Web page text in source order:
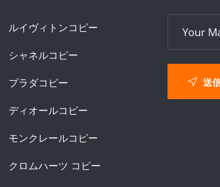
ルイヴィトンコピー
シャネルコピー
プラダコピー
ディオールコピー
モンクレールコピー
クロムハーツ コピー
送